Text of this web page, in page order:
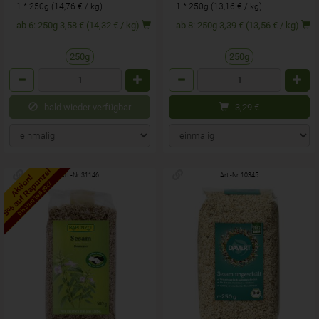
1 * 250g (14,76 € / kg)
ab 6: 250g 3,58 € (14,32 € / kg)
250g
bald wieder verfügbar
1 * 250g (13,16 € / kg)
ab 8: 250g 3,39 € (13,56 € / kg)
250g
3,29 €
Aktion!
5% auf Rapunzel
bis zum 16.6.2027
Art.-Nr. 31146 Art.-Nr. 10345